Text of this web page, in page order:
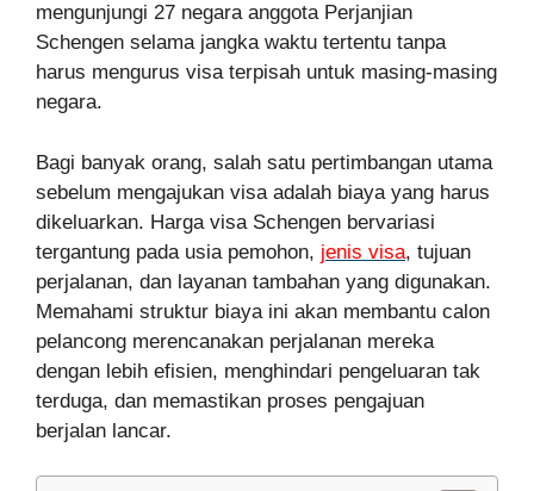
mengunjungi 27 negara anggota Perjanjian
Schengen selama jangka waktu tertentu tanpa
harus mengurus visa terpisah untuk masing-masing
negara.
Bagi banyak orang, salah satu pertimbangan utama
sebelum mengajukan visa adalah biaya yang harus
dikeluarkan. Harga visa Schengen bervariasi
tergantung pada usia pemohon, jenis visa, tujuan
perjalanan, dan layanan tambahan yang digunakan.
Memahami struktur biaya ini akan membantu calon
pelancong merencanakan perjalanan mereka
dengan lebih efisien, menghindari pengeluaran tak
terduga, dan memastikan proses pengajuan
berjalan lancar.